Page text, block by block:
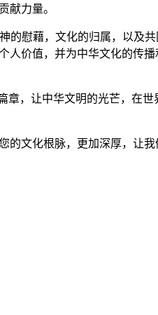
献力量。
慰藉，文化的归属，以及共
人价值，并为中华文化的传
章，让中华文明的光芒，在
的文化根脉，更加深厚，让